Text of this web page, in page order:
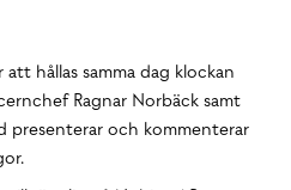
hållas samma dag klockan
Ragnar Norbäck samt
presenterar och kommenterar